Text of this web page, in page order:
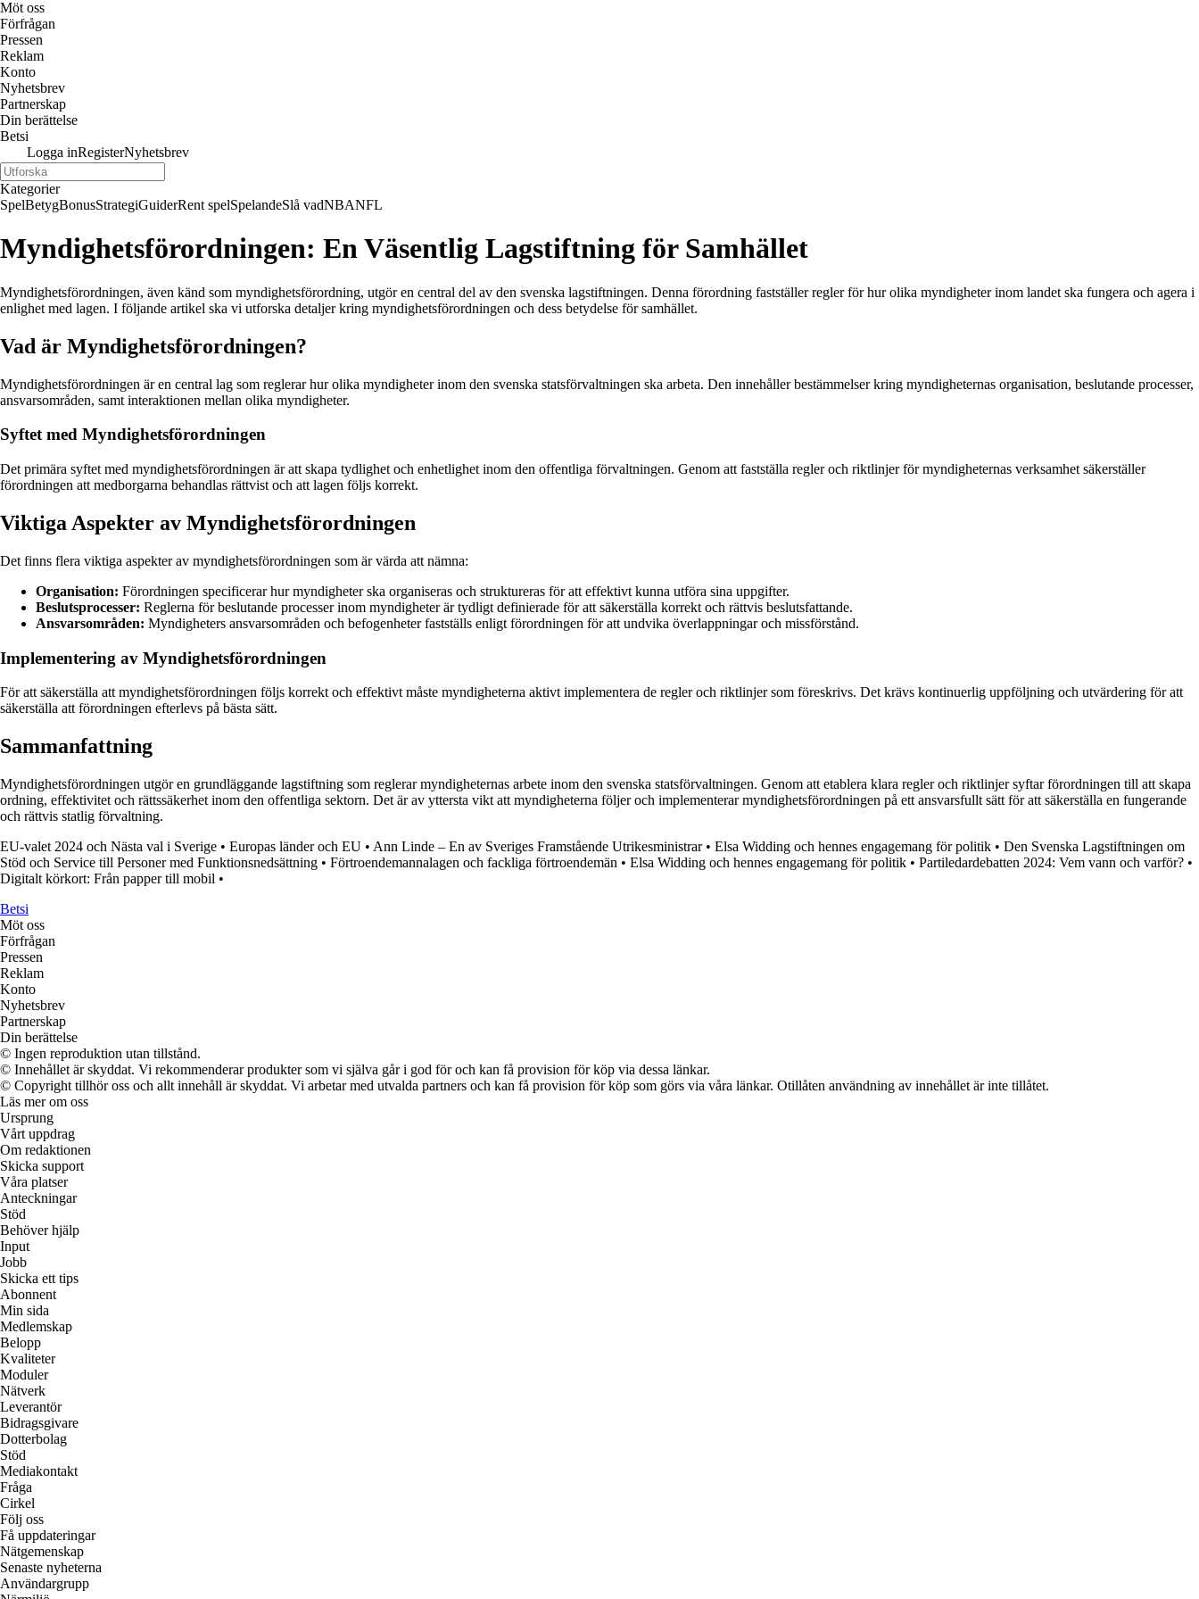
Möt oss
Förfrågan
Pressen
Reklam
Konto
Nyhetsbrev
Partnerskap
Din berättelse
Betsi
Logga inRegisterNyhetsbrev
Kategorier
SpelBetygBonusStrategiGuiderRent spelSpelandeSlå vadNBANFL
Myndighetsförordningen: En Väsentlig Lagstiftning för Samhället
Myndighetsförordningen, även känd som myndighetsförordning, utgör en central del av den svenska lagstiftningen. Denna förordning fastställer regler för hur olika myndigheter inom landet ska fungera och agera i
enlighet med lagen. I följande artikel ska vi utforska detaljer kring myndighetsförordningen och dess betydelse för samhället.
Vad är Myndighetsförordningen?
Myndighetsförordningen är en central lag som reglerar hur olika myndigheter inom den svenska statsförvaltningen ska arbeta. Den innehåller bestämmelser kring myndigheternas organisation, beslutande processer,
ansvarsområden, samt interaktionen mellan olika myndigheter.
Syftet med Myndighetsförordningen
Det primära syftet med myndighetsförordningen är att skapa tydlighet och enhetlighet inom den offentliga förvaltningen. Genom att fastställa regler och riktlinjer för myndigheternas verksamhet säkerställer
förordningen att medborgarna behandlas rättvist och att lagen följs korrekt.
Viktiga Aspekter av Myndighetsförordningen
Det finns flera viktiga aspekter av myndighetsförordningen som är värda att nämna:
Organisation: Förordningen specificerar hur myndigheter ska organiseras och struktureras för att effektivt kunna utföra sina uppgifter.
Beslutsprocesser: Reglerna för beslutande processer inom myndigheter är tydligt definierade för att säkerställa korrekt och rättvis beslutsfattande.
Ansvarsområden: Myndigheters ansvarsområden och befogenheter fastställs enligt förordningen för att undvika överlappningar och missförstånd.
Implementering av Myndighetsförordningen
För att säkerställa att myndighetsförordningen följs korrekt och effektivt måste myndigheterna aktivt implementera de regler och riktlinjer som föreskrivs. Det krävs kontinuerlig uppföljning och utvärdering för att
säkerställa att förordningen efterlevs på bästa sätt.
Sammanfattning
Myndighetsförordningen utgör en grundläggande lagstiftning som reglerar myndigheternas arbete inom den svenska statsförvaltningen. Genom att etablera klara regler och riktlinjer syftar förordningen till att skapa
ordning, effektivitet och rättssäkerhet inom den offentliga sektorn. Det är av yttersta vikt att myndigheterna följer och implementerar myndighetsförordningen på ett ansvarsfullt sätt för att säkerställa en fungerande
och rättvis statlig förvaltning.
EU-valet 2024 och Nästa val i Sverige • Europas länder och EU • Ann Linde – En av Sveriges Framstående Utrikesministrar• Elsa Widding och hennes engagemang för politik • Den Svenska Lagstiftningen om
Stöd och Service till Personer med Funktionsnedsättning • Förtroendemannalagen och fackliga förtroendemän • Elsa Widding och hennes engagemang för politik • Partiledardebatten 2024: Vem vann och varför? •
Digitalt körkort: Från papper till mobil •
Betsi
Möt oss
Förfrågan
Pressen
Reklam
Konto
Nyhetsbrev
Partnerskap
Din berättelse
© Ingen reproduktion utan tillstånd.
© Innehållet är skyddat. Vi rekommenderar produkter som vi själva går i god för och kan få provision för köp via dessa länkar.
© Copyright tillhör oss och allt innehåll är skyddat. Vi arbetar med utvalda partners och kan få provision för köp som görs via våra länkar. Otillåten användning av innehållet är inte tillåtet.
Läs mer om oss
Ursprung
Vårt uppdrag
Om redaktionen
Skicka support
Våra platser
Anteckningar
Stöd
Behöver hjälp
Input
Jobb
Skicka ett tips
Abonnent
Min sida
Medlemskap
Belopp
Kvaliteter
Moduler
Nätverk
Leverantör
Bidragsgivare
Dotterbolag
Stöd
Mediakontakt
Fråga
Cirkel
Följ oss
Få uppdateringar
Nätgemenskap
Senaste nyheterna
Användargrupp